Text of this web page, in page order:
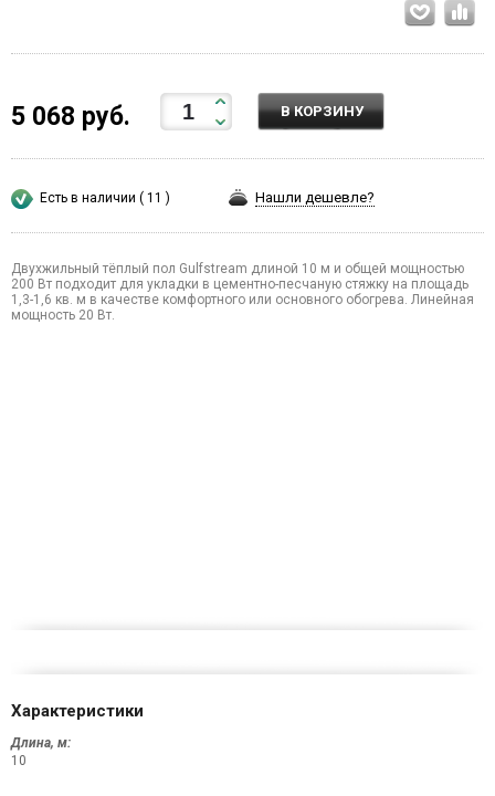
5 068 руб. В КОРЗИНУ
Есть в наличии ( 11 ) Нашли дешевле?
Двухжильный тёплый пол Gulfstream длиной 10 м и общей мощностью
200 Вт подходит для укладки в цементно-песчаную стяжку на площадь
1,3-1,6 кв. м в качестве комфортного или основного обогрева. Линейная
мощность 20 Вт.
Характеристики
Длина, м:
10